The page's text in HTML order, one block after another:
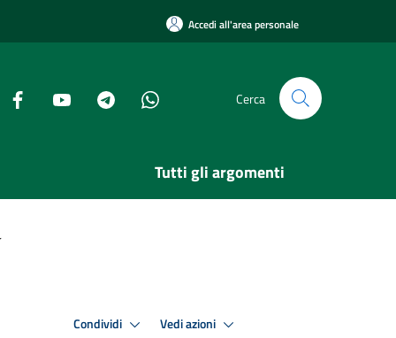
Accedi all'area personale
Cerca
Tutti gli argomenti
Condividi Vedi azioni